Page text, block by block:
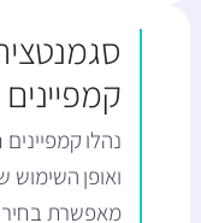
קמפיינים
נהלו
ואופן
מאפשרת